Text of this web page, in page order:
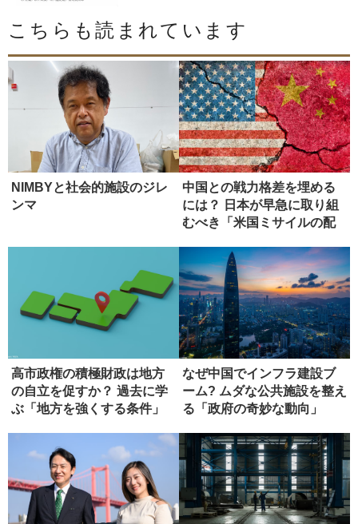
こちらも読まれています
NIMBYと社会的施設のジレ
ンマ
中国との戦力格差を埋める
には？ 日本が早急に取り組
むべき「米国ミサイルの配
高市政権の積極財政は地方
の自立を促すか？ 過去に学
ぶ「地方を強くする条件」
なぜ中国でインフラ建設ブ
ーム? ムダな公共施設を整え
る「政府の奇妙な動向」